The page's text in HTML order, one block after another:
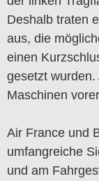
Deshalb traten
aus, die
einen
gesetzt
Maschinen
Air France und
umfangreiche
und am